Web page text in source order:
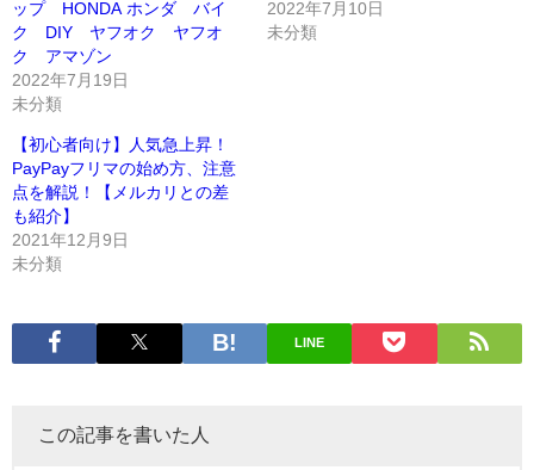
ップ HONDA ホンダ バイ
ク DIY ヤフオク ヤフオ
ク アマゾン
2022年7月19日
未分類
2022年7月10日
未分類
【初心者向け】人気急上昇！
PayPayフリマの始め方、注意
点を解説！【メルカリとの差
も紹介】
2021年12月9日
未分類
LINE
この記事を書いた人